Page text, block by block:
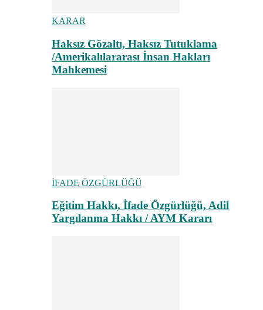
KARAR
Haksız Gözaltı, Haksız Tutuklama
/Amerikalılararası İnsan Hakları
Mahkemesi
İFADE ÖZGÜRLÜĞÜ
Eğitim Hakkı, İfade Özgürlüğü, Adil
Yargılanma Hakkı / AYM Kararı